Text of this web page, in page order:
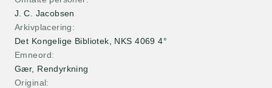
J. C. Jacobsen
Arkivplacering
Det Kongelige Bibliotek, NKS 4069 4°
Emneord
Gær, Rendyrkning
Original